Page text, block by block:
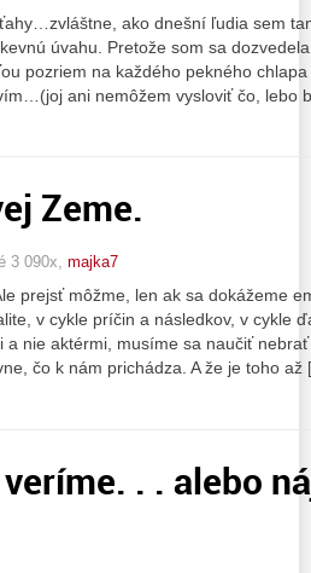
ako dnešní ľudia sem
úvahu. Pretože som sa
pozriem na každého pekného
ani nemôžem vysloviť čo, lebo
Zeme.
3 090x, majka7
prejsť môžme, len ak sa dokážeme
v cykle príčin a následkov, v cykle
a nie aktérmi, musíme sa naučiť
čo k nám prichádza. A že je toho
. . alebo